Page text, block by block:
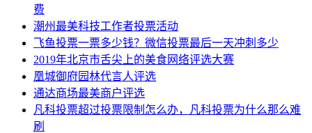
费
潮州最美科技工作者投票活动
飞鱼投票一票多少钱？微信投票最后一天冲刺多少
2019年北京市舌尖上的美食网络评选大赛
凰城御府园林代言人评选
通达商场最美商户评选
凡科投票超过投票限制怎么办，凡科投票为什么那么难
刷